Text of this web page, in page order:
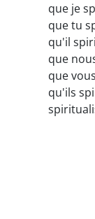
que je
que tu
qu'il
que
que
qu'ils